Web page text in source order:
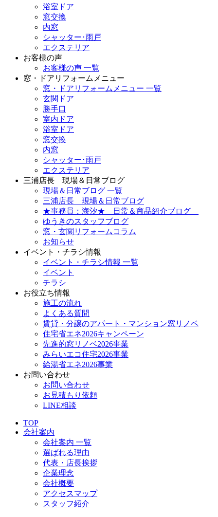
浴室ドア
窓交換
内窓
シャッター･雨戸
エクステリア
お客様の声
お客様の声 一覧
窓・ドアリフォームメニュー
窓・ドアリフォームメニュー 一覧
玄関ドア
勝手口
室内ドア
浴室ドア
窓交換
内窓
シャッター･雨戸
エクステリア
三浦店長 現場＆日常ブログ
現場＆日常ブログ 一覧
三浦店長 現場＆日常ブログ
★事務員：海汐★ 日常＆商品紹介ブログ
ゆうきのスタッフブログ
窓・玄関リフォームコラム
お知らせ
イベント・チラシ情報
イベント・チラシ情報 一覧
イベント
チラシ
お役立ち情報
施工の流れ
よくある質問
賃貸・分譲のアパート・マンション窓リノベ
住宅省エネ2026キャンペーン
先進的窓リノベ2026事業
みらいエコ住宅2026事業
給湯省エネ2026事業
お問い合わせ
お問い合わせ
お見積もり依頼
LINE相談
TOP
会社案内
会社案内 一覧
選ばれる理由
代表・店長挨拶
企業理念
会社概要
アクセスマップ
スタッフ紹介